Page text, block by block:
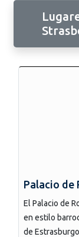
Palacio de
El Palacio de
en estilo
de